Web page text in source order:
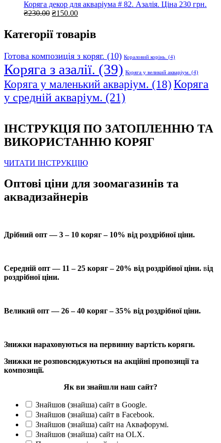
₴465.00.₴355.00.
Коряга декор для акваріума # 82. Азалія. Ціна 230 грн.
₴230.00 Оригінальна
₴230.00.
₴150.00Поточна
₴150.00.
Категорії товарів
Готова композиція з коряг. (10) Кораловий корінь. (4)
Коряга з азалії. (39) Коряга у великий акваріум. (4)
Коряга у маленький акваріум. (18) Коряга
у средній акваріум. (21)
ІНСТРУКЦІЯ ПО ЗАТОПЛЕННЮ ТА
ВИКОРИСТАННЮ КОРЯГ
ЧИТАТИ ІНСТРУКЦІЮ
Оптові ціни для зоомагазинів та
аквадизайнерів
Дрібний опт — 3 – 10 коряг – 10% від роздрібної ціни.
Середній опт — 11 – 25 коряг – 20% від роздрібної ціни. від
роздрібної ціни.
Великий опт — 26 – 40 коряг – 35% від роздрібної ціни.
Знижки нараховуються на первинну вартість коряги.
Знижки не розповсюджуються на акційні пропозиції та
композиції.
Як ви знайшли наш сайт?
Знайшов (знайша) сайт в Google.
Знайшов (знайша) сайт в Facebook.
Знайшов (знайша) сайт на Аквафорумі.
Знайшов (знайша) сайт на OLX.